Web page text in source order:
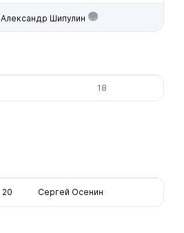
Александр Шипулин
18
20 Сергей Осенин